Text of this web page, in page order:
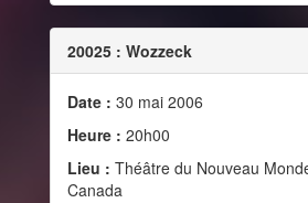
20025 : Wozzeck
Date : 30 mai 2006
Heure : 20h00
Lieu : Théâtre du Nouveau
Canada